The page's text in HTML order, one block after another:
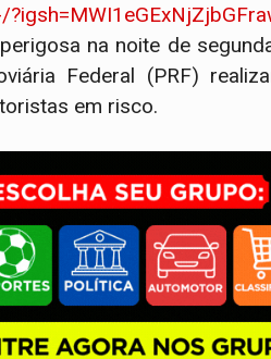
na noite de
Federal (PRF)
em risco.